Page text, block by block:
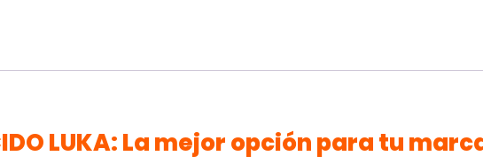
LUKA: La mejor opción para tu